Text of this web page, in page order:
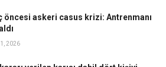
öncesi askeri casus krizi: Antrenmanı
2026